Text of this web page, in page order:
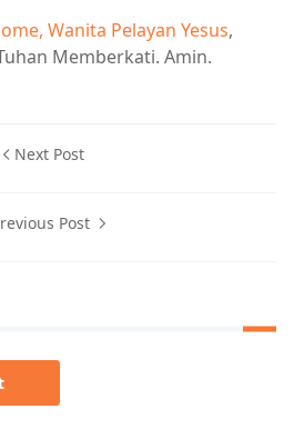
Wanita Pelayan Yesus,
Memberkati. Amin.
Next Post
Post